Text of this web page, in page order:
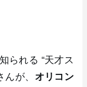
られる “天才ス
が、 オリコン